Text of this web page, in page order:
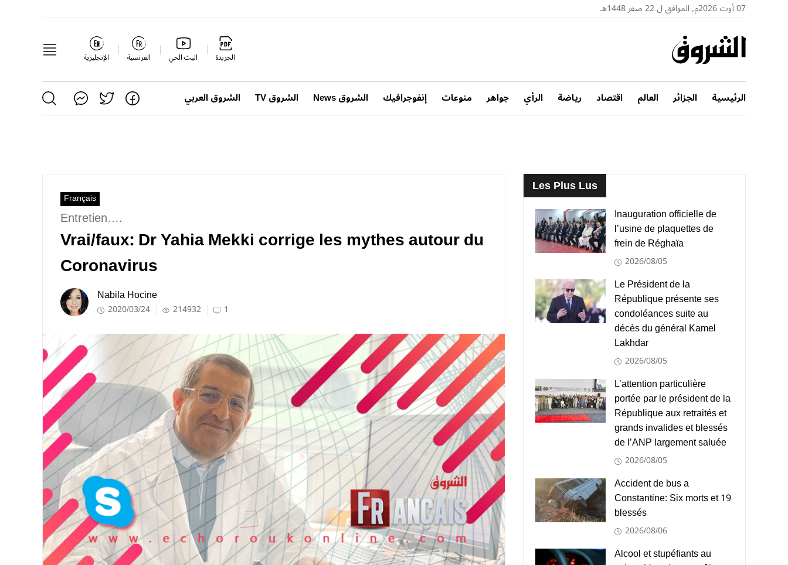
07 أوت 2026م, الموافق ل 22 صفر 1448هـ
الجريدة البث الحي الفرنسية الإنجليزية
الرئيسية الجزائر العالم اقتصاد رياضة الرأي جواهر منوعات إنفوجرافيك الشروق News الشروق TV الشروق العربي
Français
Entretien….
Vrai/faux: Dr Yahia Mekki corrige les mythes autour du
Coronavirus
Nabila Hocine
2020/03/24 214932 1
Les Plus Lus
Inauguration officielle de
l’usine de plaquettes de
frein de Réghaïa
2026/08/05
Le Président de la
République présente ses
condoléances suite au
décès du général Kamel
Lakhdar
2026/08/05
L’attention particulière
portée par le président de la
République aux retraités et
grands invalides et blessés
de l’ANP largement saluée
2026/08/05
Accident de bus a
Constantine: Six morts et 19
blessés
2026/08/06
Alcool et stupéfiants au